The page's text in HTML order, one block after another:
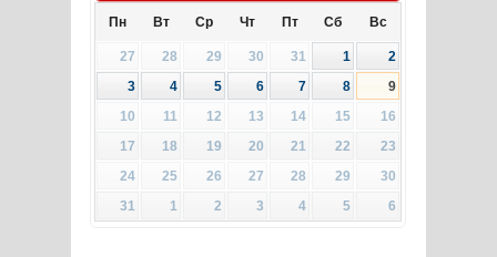
Пн Вт Ср Чт Пт Сб Вс
27 28 29 30 31 1
2
3
4 5 6 7 8
9
10
11 12 13 14 15
16
17
18 19 20 21 22
23
24
25 26 27 28 29
30
31
1 2 3 4 5 6